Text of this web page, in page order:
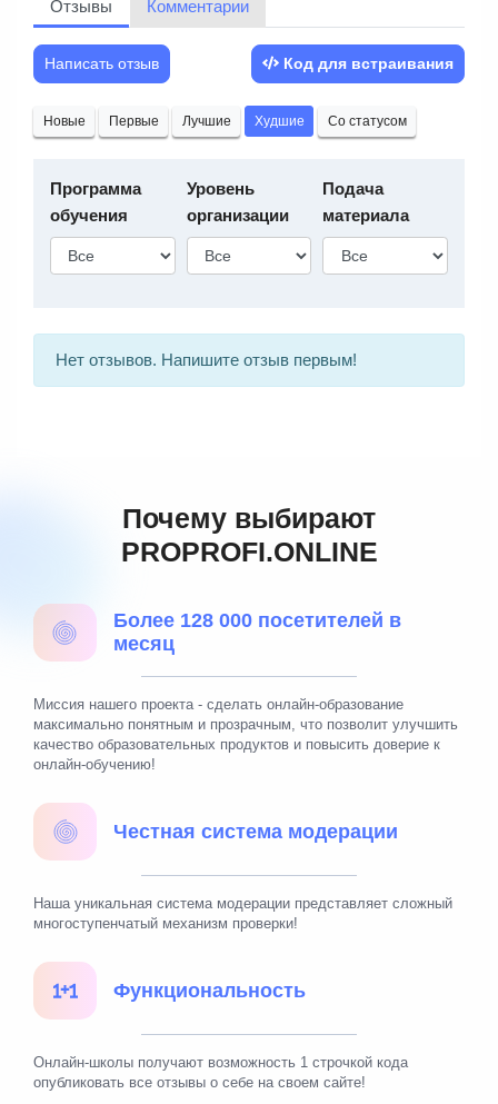
Отзывы Комментарии
Написать отзыв Код для встраивания
Новые Первые Лучшие Худшие Со статусом
Программа
обучения
Уровень
организации
Подача
материала
Нет отзывов. Напишите отзыв первым!
Почему выбирают
PROPROFI.ONLINE
Более 128 000 посетителей в
месяц
Миссия нашего проекта - сделать онлайн-образование
максимально понятным и прозрачным, что позволит улучшить
качество образовательных продуктов и повысить доверие к
онлайн-обучению!
Честная система модерации
Наша уникальная система модерации представляет сложный
многоступенчатый механизм проверки!
Функциональность
Онлайн-школы получают возможность 1 строчкой кода
опубликовать все отзывы о себе на своем сайте!